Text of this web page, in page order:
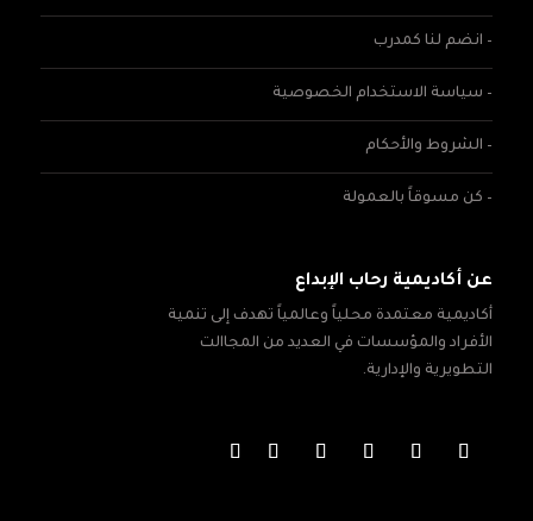
– انضم لنا كمدرب
– سياسة الاستخدام الخصوصية
– الشروط والأحكام
– كن مسوقاً بالعمولة
عن أكاديمية رحاب الإبداع
أكاديمية معتمدة محلياً وعالمياً تهدف إلى تنمية
الأفراد والمؤسسات في العديد من المجاالت
التطويرية والإدارية.